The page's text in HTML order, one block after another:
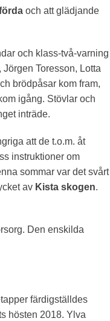
och att glädjande
och klass-två-varning
Toresson, Lotta
brödpåsar kom fram,
igång. Stövlar och
inträde.
att de t.o.m. åt
instruktioner om
sommar var det svårt
av Kista skogen.
Den enskilda
färdigställdes
hösten 2018. Ylva